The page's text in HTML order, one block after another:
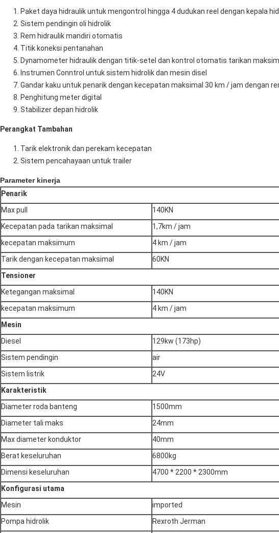
Paket daya hidraulik untuk mengontrol hingga 4 dudukan reel dengan kepala
Sistem pendingin oli hidrolik
Rem hidraulik mandiri otomatis
Titik koneksi pentanahan
Dynamometer hidraulik dengan titik-setel dan kontrol otomatis tarikan
Instrumen Conntrol untuk sistem hidrolik dan mesin disel
Gandar kaku untuk penarik dengan kecepatan maksimal 30 km / jam dengan
Penghitung meter digital
Stabilizer depan hidrolik
Perangkat Tambahan
Tarik elektronik dan perekam kecepatan
Sistem pencahayaan untuk trailer
Parameter kinerja
Penarik
Max pull
140KN
Kecepatan pada tarikan maksimal
1,7km / jam
kecepatan maksimum
4 km / jam
Tarik dengan kecepatan maksimal
60KN
Tensioner
Ketegangan maksimal
140KN
kecepatan maksimum
4 km / jam
Mesin
Diesel
129kw (173hp)
Sistem pendingin
air
Sistem listrik
24V
Karakteristik
Diameter roda banteng
1500mm
Diameter tali maks
24mm
Max diameter konduktor
40mm
Berat keseluruhan
6800kg
Dimensi keseluruhan
4700 * 2200 * 2300mm
Konfigurasi utama
Mesin
imported
Pompa hidrolik
Rexroth Jerman